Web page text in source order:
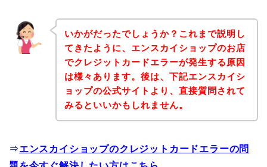
いかがだったでしょうか？これまで説明し
てきたように、エンスカイショップのお店
でクレジットカードエラーが発生する原因
は様々あります。後は、下記エンスカイシ
ョップの公式サイトより、直接質問されて
みるといいかもしれません。
⇒エンスカイショップのクレジットカードエラーの問